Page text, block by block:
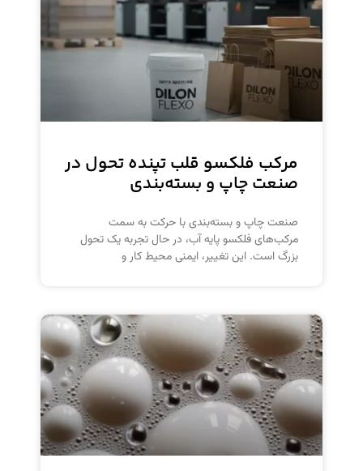
مرکب فلکسو قلب تپنده تحول در
صنعت چاپ و بسته‌بندی
صنعت چاپ و بسته‌بندی با حرکت به سمت
مرکب‌های فلکسو پایه آب، در حال تجربه یک تحول
بزرگ است. این تغییر، ایمنی محیط کار و